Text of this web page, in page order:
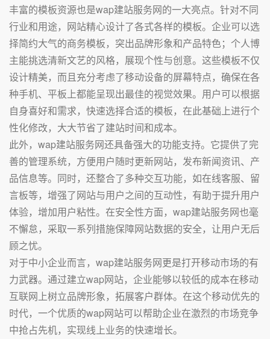
丰富的模板资源也是wap建站服务网的一大亮点。针对不同
行业和用途，网站精心设计了各式各样的模板。企业可以选
择简约大气的商务模板，突出品牌形象和产品特色；个人博
主能挑选清新文艺的风格，展现个性与创意。这些模板不仅
设计精美，而且充分考虑了移动设备的屏幕特点，确保在各
种手机、平板上都能呈现出最佳的视觉效果。用户可以根据
自身喜好和需求，快速选择合适的模板，在此基础上进行个
性化修改，大大节省了建站时间和成本。
此外，wap建站服务网还具备强大的功能支持。它提供了完
善的管理系统，方便用户随时更新网站，发布新闻资讯、产
品信息等。同时，还整合了多种交互功能，如在线客服、留
言板等，增强了网站与用户之间的互动性，有助于提升用户
体验，增加用户粘性。在安全性方面，wap建站服务网也毫
不懈怠，采取一系列措施保障网站数据的安全，让用户无后
顾之忧。
对于中小企业而言，wap建站服务网更是打开移动市场的有
力武器。通过建立wap网站，企业能够以较低的成本在移动
互联网上树立品牌形象，拓展客户群体。在这个移动优先的
时代，一个优质的wap网站可以帮助企业在激烈的市场竞争
中抢占先机，实现线上业务的快速增长。